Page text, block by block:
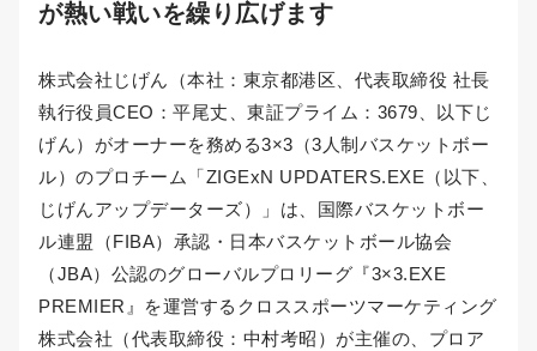
が熱い戦いを繰り広げます
株式会社じげん（本社：東京都港区、代表取締役 社長
執行役員CEO：平尾丈、東証プライム：3679、以下じ
げん）がオーナーを務める3×3（3人制バスケットボー
ル）のプロチーム「ZIGExN UPDATERS.EXE（以下、
じげんアップデーターズ）」は、国際バスケットボー
ル連盟（FIBA）承認・日本バスケットボール協会
（JBA）公認のグローバルプロリーグ『3×3.EXE
PREMIER』を運営するクロススポーツマーケティング
株式会社（代表取締役：中村考昭）が主催の、プロア